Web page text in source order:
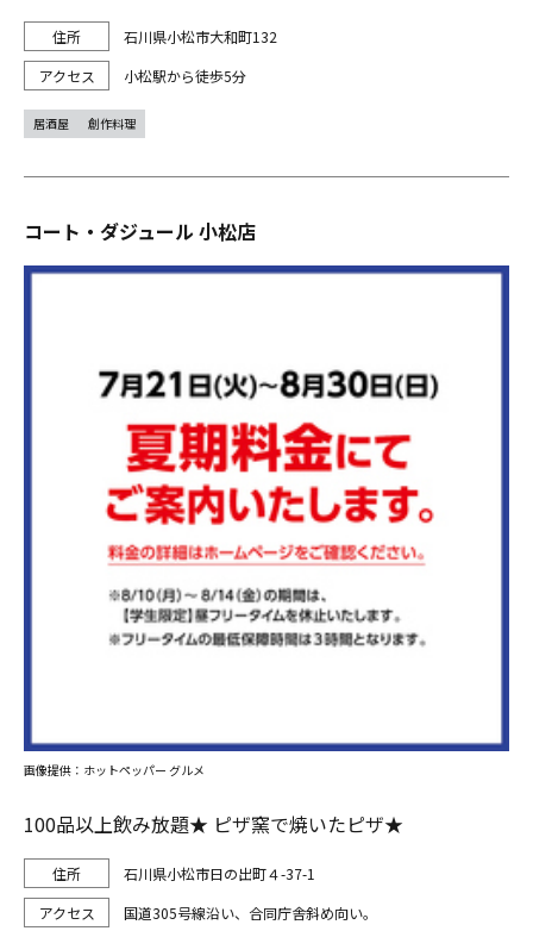
石川県小松市大和町132
小松駅から徒歩5分
居酒屋 創作料理
コート・ダジュール 小松店
100品以上飲み放題★ ピザ窯で焼いたピザ★
石川県小松市日の出町４-37-1
国道305号線沿い、合同庁舎斜め向い。
画像提供：ホットペッパー グルメ